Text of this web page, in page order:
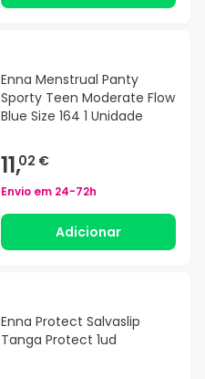
Enna Menstrual Panty
Sporty Teen Moderate Flow
Blue Size 164 1 Unidade
11,02 €
Envio em 24-72h
Adicionar
Enna Protect Salvaslip
Tanga Protect 1ud